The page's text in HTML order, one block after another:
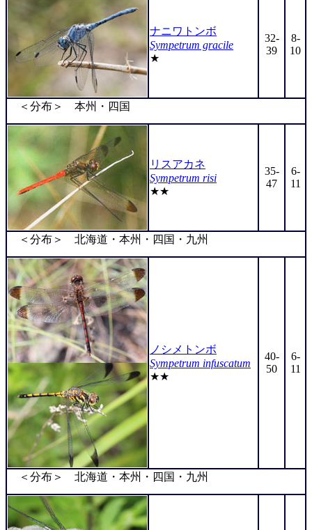
ナニワトンボ
Sympetrum gracile
★
32-
39
8-
10
＜分布＞ 本州・四国
リスアカネ
Sympetrum risi
★★
35-
47
6-
11
＜分布＞ 北海道・本州・四国・九州
ノシメトンボ
Sympetrum infuscatum
★★
40-
50
6-
11
＜分布＞ 北海道・本州・四国・九州